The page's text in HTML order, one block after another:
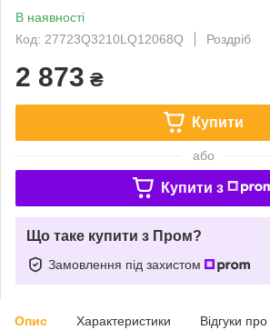
В наявності
Код: 27723Q3210LQ12068Q
Роздріб
2 873 ₴
Купити
або
Купити з
Що таке купити з Пром?
Замовлення під захистом
Опис Характеристики Відгуки